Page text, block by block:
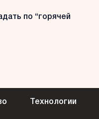
по “горячей
Технологии